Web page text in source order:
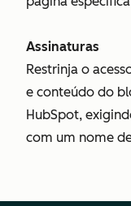
Assinaturas
Restrinja o
e conteúdo do
HubSpot,
com um nome